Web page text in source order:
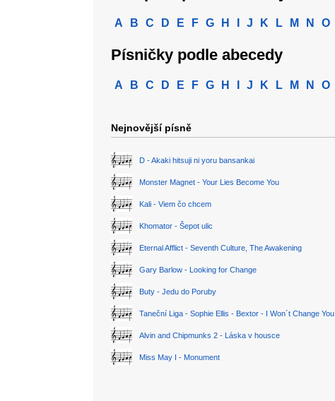
A B C D E F G H J K L M N O
Písničky podle abecedy
A B C D E F G H J K L M N O
Nejnovější písně
D - Akaki hitsuji ni yoru bansankai
Monster Magnet - Your Lies Become You
Kali - Viem čo chcem
Khomator - Šepot ulic
Eternal Afflict - Seventh Culture, The Awakening
Gary Barlow - Looking for Change
Buty - Jedu do Poruby
Taneční Liga - Sophie Ellis - Bextor - I Won´t Change You
Alvin and Chipmunks 2 - Láska v housce
Miss May I - Monument